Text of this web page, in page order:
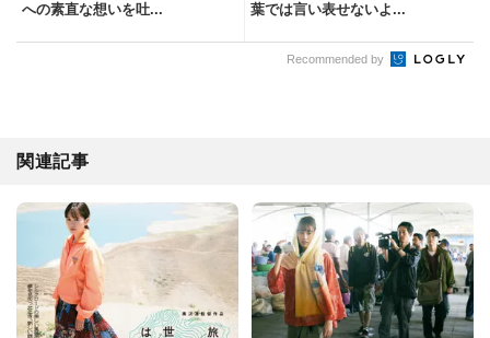
への素直な想いを吐...
葉では言い表せないよ...
Recommended by
関連記事